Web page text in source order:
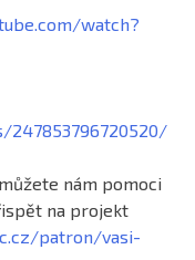
watch?
nám pomoci
na projekt
patron/vasi-